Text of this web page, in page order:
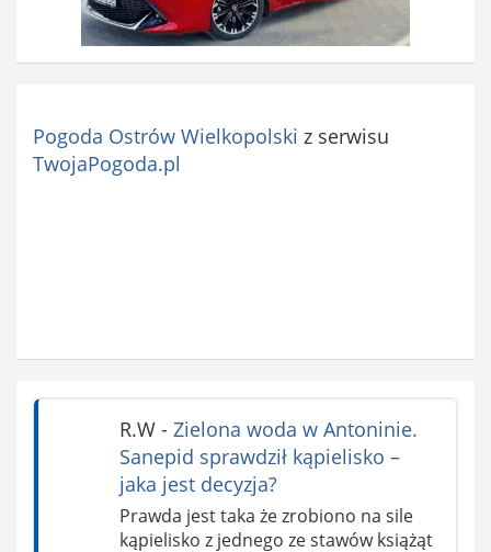
Pogoda Ostrów Wielkopolski z serwisu
TwojaPogoda.pl
R.W- Zielona woda w Antoninie.
Sanepid sprawdził kąpielisko –
jaka jest decyzja?
Prawda jest taka że zrobiono na sile
kąpielisko z jednego ze stawów książąt